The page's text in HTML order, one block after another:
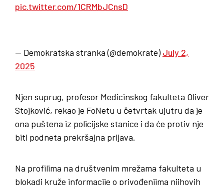
pic.twitter.com/1CRMbJCnsD
— Demokratska stranka (@demokrate) July 2,
2025
Njen suprug, profesor Medicinskog fakulteta Oliver
Stojković, rekao je FoNetu u četvrtak ujutru da je
ona puštena iz policijske stanice i da će protiv nje
biti podneta prekršajna prijava.
Na profilima na društvenim mrežama fakulteta u
blokadi kruže informacije o privođenjima njihovih